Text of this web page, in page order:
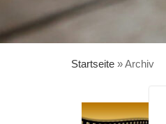
Startseite »Archiv